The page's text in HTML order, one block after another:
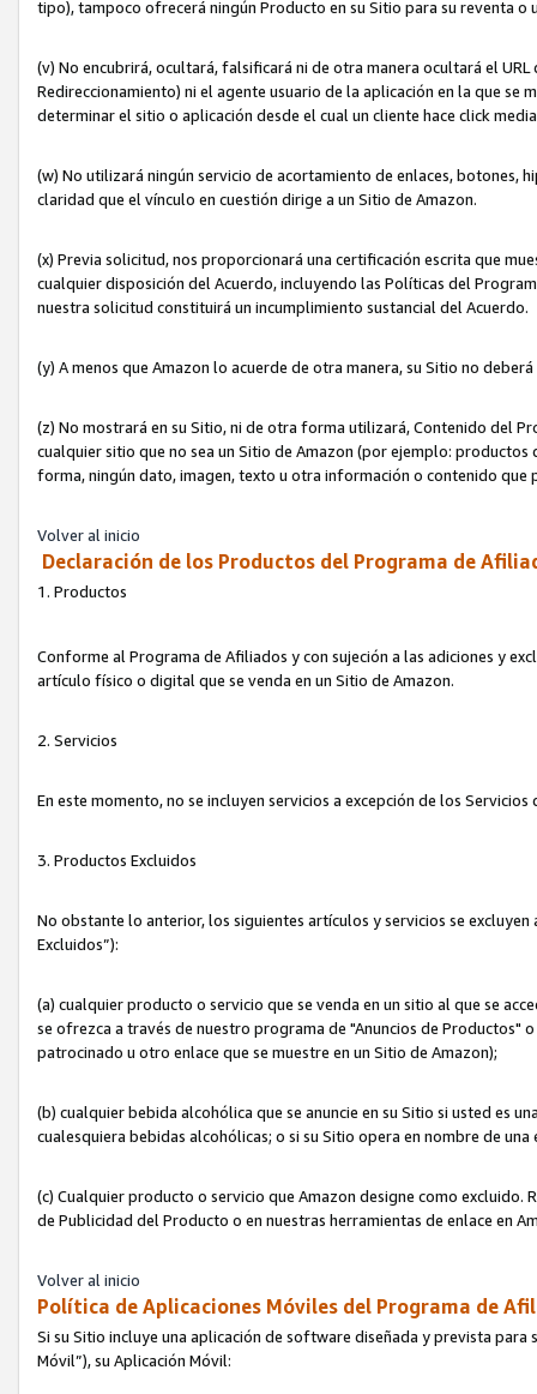
tipo), tampoco ofrecerá ningún Producto en su Sitio para su reventa o
(v) No encubrirá, ocultará, falsificará ni de otra manera ocultará el
Redireccionamiento) ni el agente usuario de la aplicación en la que
determinar el sitio o aplicación desde el cual un cliente hace click
(w) No utilizará ningún servicio de acortamiento de enlaces, botones,
claridad que el vínculo en cuestión dirige a un Sitio de Amazon.
(x) Previa solicitud, nos proporcionará una certificación escrita que
cualquier disposición del Acuerdo, incluyendo las Políticas del
nuestra solicitud constituirá un incumplimiento sustancial del Acuerdo.
(y) A menos que Amazon lo acuerde de otra manera, su Sitio no
(z) No mostrará en su Sitio, ni de otra forma utilizará, Contenido del
cualquier sitio que no sea un Sitio de Amazon (por ejemplo:
forma, ningún dato, imagen, texto u otra información o contenido
Volver al inicio
Declaración de los Productos del Programa de
1. Productos
Conforme al Programa de Afiliados y con sujeción a las adiciones y
artículo físico o digital que se venda en un Sitio de Amazon.
2. Servicios
En este momento, no se incluyen servicios a excepción de los
3. Productos Excluidos
No obstante lo anterior, los siguientes artículos y servicios se
Excluidos”):
(a) cualquier producto o servicio que se venda en un sitio al que se
se ofrezca a través de nuestro programa de "Anuncios de Productos"
patrocinado u otro enlace que se muestre en un Sitio de Amazon);
(b) cualquier bebida alcohólica que se anuncie en su Sitio si usted es
cualesquiera bebidas alcohólicas; o si su Sitio opera en nombre de
(c) Cualquier producto o servicio que Amazon designe como excluido.
de Publicidad del Producto o en nuestras herramientas de enlace en
Volver al inicio
Política de Aplicaciones Móviles del Programa de
Si su Sitio incluye una aplicación de software diseñada y prevista
Móvil”), su Aplicación Móvil: